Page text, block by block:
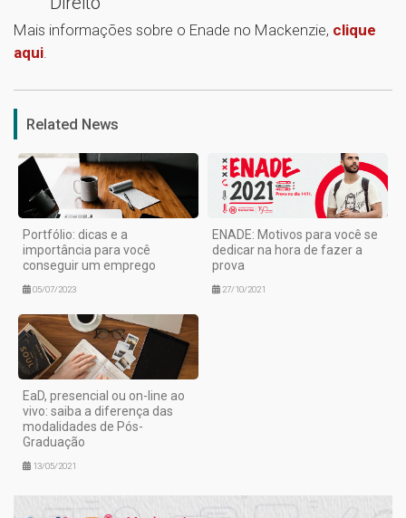
Mais informações sobre o Enade no Mackenzie, clique
aqui
Related News
Portfólio: dicas e a
importância para você
conseguir um emprego
05/07/2023
ENADE: Motivos para você se
dedicar na hora de fazer a
prova
27/10/2021
EaD, presencial ou on-line ao
vivo: saiba a diferença das
modalidades de Pós-
Graduação
13/05/2021